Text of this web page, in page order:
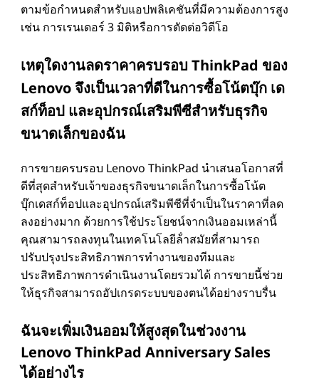
ตามข้อกําหนดสําหรับแอปพลิเคชันที่มีความต้องการสูง
เช่น การเรนเดอร์ 3 มิติหรือการตัดต่อวิดีโอ
เหตุใดงานลดราคาครบรอบ ThinkPad ของ
Lenovo จึงเป็นเวลาที่ดีในการซื้อโน้ตบุ๊ก เด
สก์ท็อป และอุปกรณ์เสริมพีซีสําหรับธุรกิจ
ขนาดเล็กของฉัน
การขายครบรอบ Lenovo ThinkPad นําเสนอโอกาสที่
ดีที่สุดสําหรับเจ้าของธุรกิจขนาดเล็กในการซื้อโน้ต
บุ๊กเดสก์ท็อปและอุปกรณ์เสริมพีซีที่จําเป็นในราคาที่ลด
ลงอย่างมาก ด้วยการใช้ประโยชน์จากเงินออมเหล่านี้
คุณสามารถลงทุนในเทคโนโลยีล้ําสมัยที่สามารถ
ปรับปรุงประสิทธิภาพการทํางานของทีมและ
ประสิทธิภาพการดําเนินงานโดยรวมได้ การขายนี้ช่วย
ให้ธุรกิจสามารถอัปเกรดระบบของตนได้อย่างราบรื่น
ฉันจะเพิ่มเงินออมให้สูงสุดในช่วงงาน
Lenovo ThinkPad Anniversary Sales
ได้อย่างไร